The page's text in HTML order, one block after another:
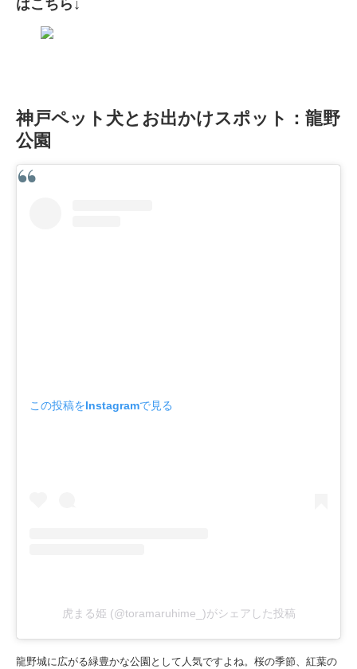
神戸ペット犬とお出かけスポット：龍野
公園
この投稿をInstagramで見る
虎まる姫 (@toramaruhime_)がシェアした投稿
龍野城に広がる緑豊かな公園として人気ですよね。桜の季節、紅葉の